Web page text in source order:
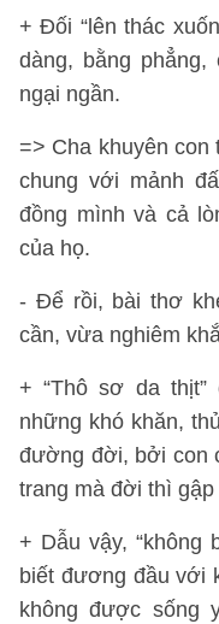
+ Đối “lên thác
dàng, bằng
ngại ngần.
=> Cha khuyên con
chung với mảnh
đồng mình và cả
của họ.
- Để rồi, bài thơ
cần, vừa nghiêm
+ “Thô sơ da
những khó khăn,
đường đời, bởi con
trang mà đời thì
+ Dẫu vậy, “không
biết đương đầu với
không được sống